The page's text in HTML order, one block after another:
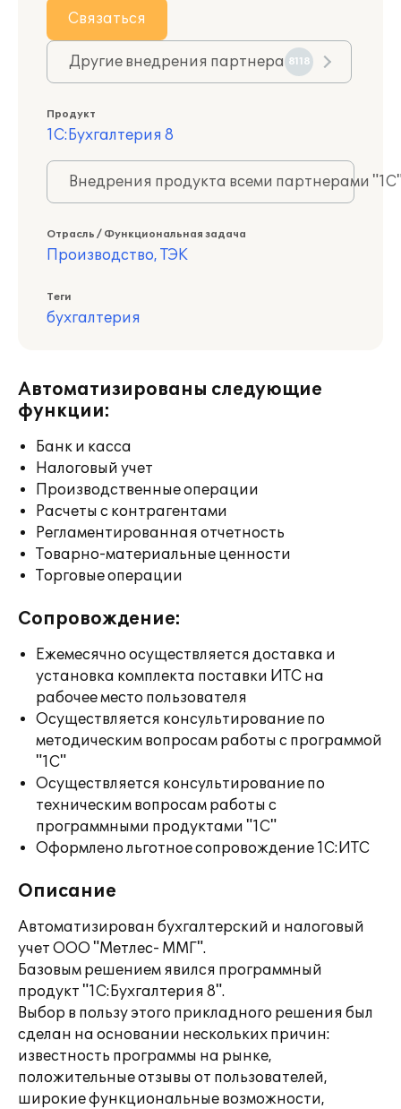
Связаться
Другие внедрения партнера 8118
Продукт
1С:Бухгалтерия 8
Внедрения продукта всеми партнерами
Отрасль / Функциональная задача
Производство, ТЭК
Теги
бухгалтерия
Автоматизированы следующие
функции:
Банк и касса
Налоговый учет
Производственные операции
Расчеты с контрагентами
Регламентированная отчетность
Товарно-материальные ценности
Торговые операции
Сопровождение:
Ежемесячно осуществляется доставка и
установка комплекта поставки ИТС на
рабочее место пользователя
Осуществляется консультирование по
методическим вопросам работы с программой
"1С"
Осуществляется консультирование по
техническим вопросам работы с
программными продуктами "1С"
Оформлено льготное сопровождение 1С:ИТС
Описание
Автоматизирован бухгалтерский и налоговый
учет ООО "Метлес- ММГ".
Базовым решением явился программный
продукт "1С:Бухгалтерия 8".
Выбор в пользу этого прикладного решения был
сделан на основании нескольких причин:
известность программы на рынке,
положительные отзывы от пользователей,
широкие функциональные возможности,